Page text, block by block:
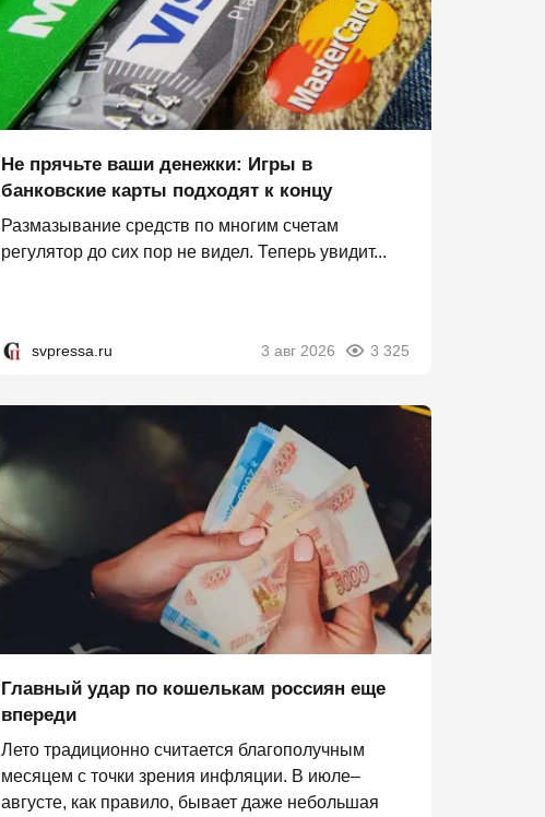
Не прячьте ваши денежки: Игры в
банковские карты подходят к концу
Размазывание средств по многим счетам
регулятор до сих пор не видел. Теперь увидит...
svpressa.ru 3 авг 2026 3 325
Главный удар по кошелькам россиян еще
впереди
Лето традиционно считается благополучным
месяцем с точки зрения инфляции. В июле–
августе, как правило, бывает даже небольшая